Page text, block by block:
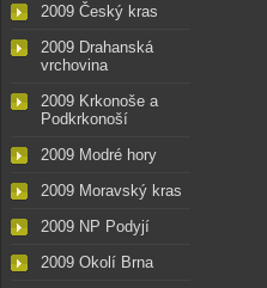
2009 Český kras
2009 Drahanská
vrchovina
2009 Krkonoše a
Podkrkonoší
2009 Modré hory
2009 Moravský kras
2009 NP Podyjí
2009 Okolí Brna